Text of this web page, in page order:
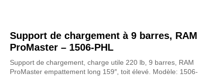
Support de chargement à 9 barres, RAM
ProMaster – 1506-PHL
Support de chargement, charge utile 220 lb, 9 barres, RAM
ProMaster empattement long 159″, toit élevé. Modèle: 1506-